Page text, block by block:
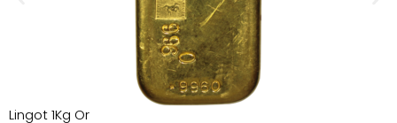
Lingot 1Kg Or